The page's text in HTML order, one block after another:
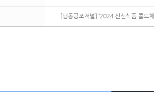
[냉동공조저널] ‘2024 신선식품 콜드